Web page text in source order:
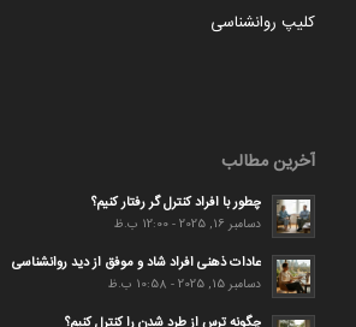
کلیپ روانشناسی
آخرین مطالب
چطور با افراد کنترل گر رفتار کنیم؟
دسامبر 16, 2025 - 12:00 ب.ظ
عادات ذهنی افراد شاد و موفق از دید روانشناسی
دسامبر 15, 2025 - 10:58 ب.ظ